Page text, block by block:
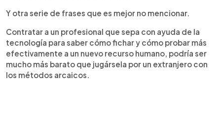
Y otra serie de frases que es mejor no mencionar.
Contratar a un profesional que sepa con ayuda de la
tecnología para saber cómo fichar y cómo probar más
efectivamente a un nuevo recurso humano, podría ser
mucho más barato que jugársela por un extranjero con
los métodos arcaicos.